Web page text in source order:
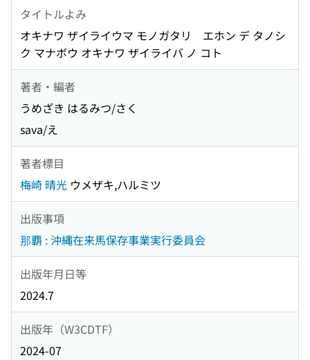
タイトルよみ
オキナワ ザイライウマ モノガタリ エホン デ タノシ
ク マナボウ オキナワ ザイライバ ノ コト
著者・編者
うめざき はるみつ/さく
sava/え
著者標目
梅崎 晴光 ウメザキ,ハルミツ
出版事項
那覇 : 沖縄在来馬保存事業実行委員会
出版年月日等
2024.7
出版年（W3CDTF）
2024-07